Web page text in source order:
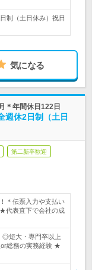
制（土日休み）祝日
気になる
＊年間休日122日
週休2日制（土日
第二新卒歓迎
＊伝票入力や支払い
代表直下で会社の成
◎短大・専門卒以上
総務の実務経験 ★